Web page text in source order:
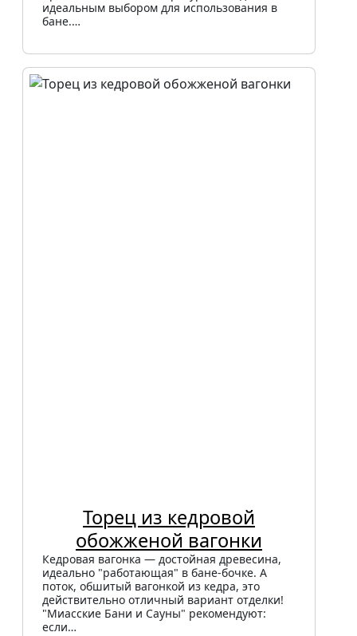
идеальным выбором для использования в
бане.…
Торец из кедровой
обожженой вагонки
Кедровая вагонка — достойная древесина,
идеально "работающая" в бане-бочке. А
поток, обшитый вагонкой из кедра, это
действительно отличный вариант отделки!
"Миасские Бани и Сауны" рекомендуют:
если…